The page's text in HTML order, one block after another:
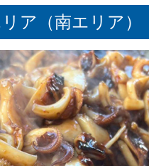
ア（南エリア）